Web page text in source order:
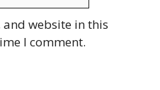
and website in this
I comment.